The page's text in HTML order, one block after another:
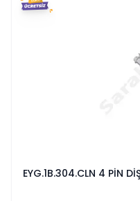
EYG.1B.304.CLN 4 PİN